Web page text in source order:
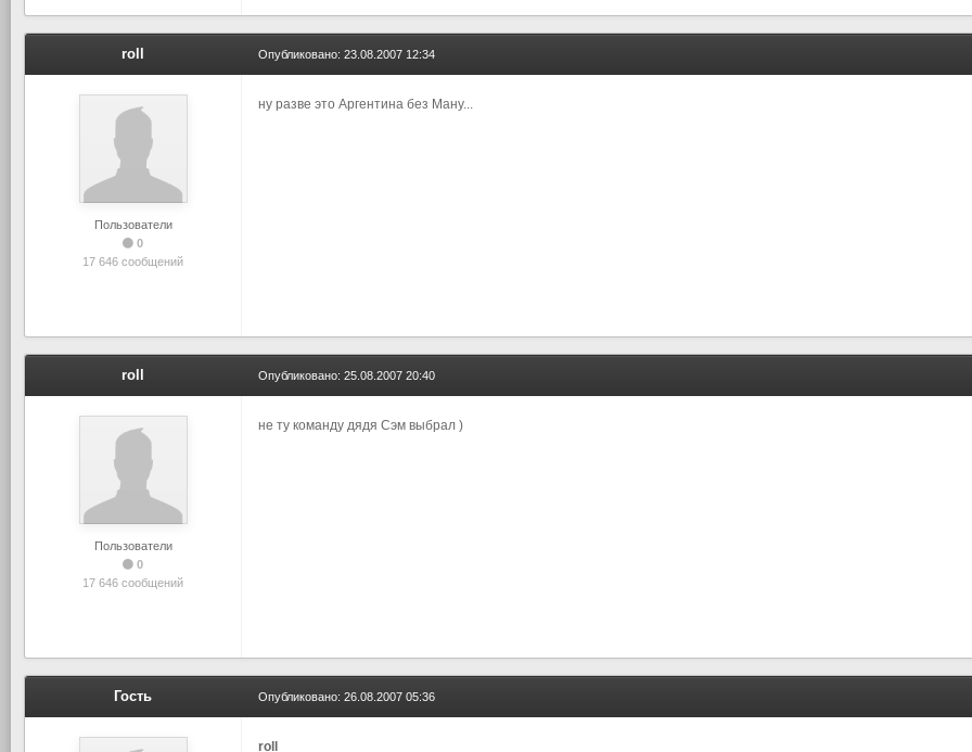
roll
Пользователи
0
17 646 сообщений
Опубликовано: 23.08.2007 12:34
ну разве это Аргентина без Ману...
roll
Пользователи
0
17 646 сообщений
Опубликовано: 25.08.2007 20:40
не ту команду дядя Сэм выбрал )
Гость Опубликовано: 26.08.2007 05:36
roll